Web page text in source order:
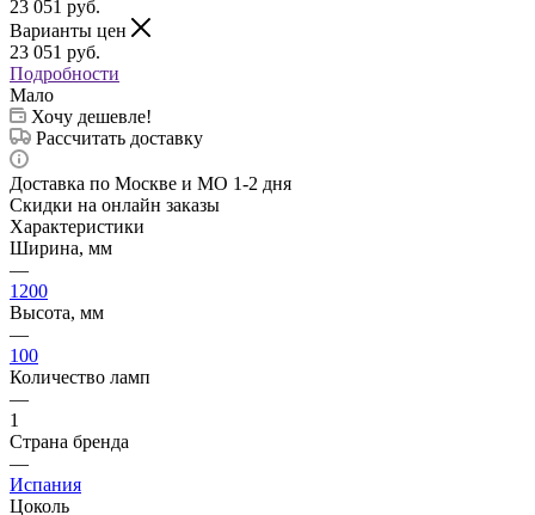
23 051 руб.
Варианты цен
23 051 руб.
Подробности
Мало
Хочу дешевле!
Рассчитать доставку
Доставка по Москве и МО 1-2 дня
Скидки на онлайн заказы
Характеристики
Ширина, мм
—
1200
Высота, мм
—
100
Количество ламп
—
1
Страна бренда
—
Испания
Цоколь